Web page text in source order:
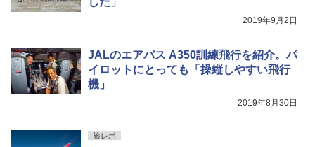
2019年9月2日
JALのエアバス A350訓練飛行を紹介。パ
イロットにとっても「操縦しやすい飛行
機」
2019年8月30日
旅レポ